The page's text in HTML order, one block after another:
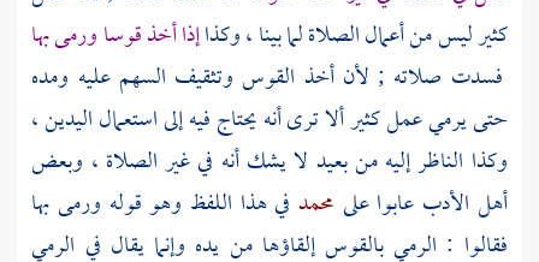
كثير ليس من أعمال الصلاة لما بينا ، وكذاإذا أخذ قوسا ورمى بها
فسدت صلاته ; لأن أخذ القوس وتثقيف السهم عليه ومده
حتى يرمي عمل كثير ألا ترى أنه يحتاج فيه إلى استعمال اليدين ،
وكذا الناظر إليه من بعيد لا يشك أنه في غير الصلاة ، وبعض
أهل الأدب عابوا على محمد في هذا اللفظ وهو قوله ورمى بها
فقالوا : الرمي بالقوس إلقاؤها من يده وإنما يقال في الرمي